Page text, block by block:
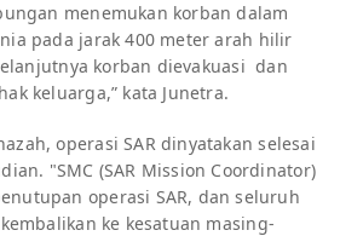
menemukan korban dalam
pada jarak 400 meter arah hilir
korban dievakuasi dan
keluarga,” kata Junetra.
operasi SAR dinyatakan selesai
"SMC (SAR Mission Coordinator)
operasi SAR, dan seluruh
ke kesatuan masing-